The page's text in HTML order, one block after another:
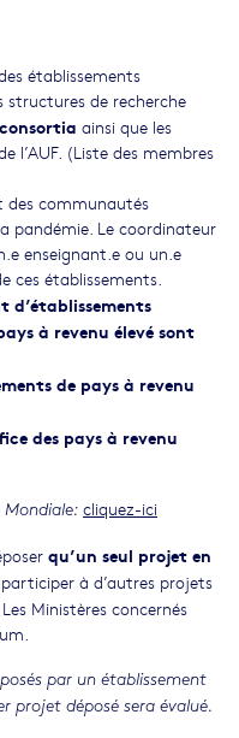
établissements
structures de recherche
ainsi que les
l’AUF. (Liste des membres
des communautés
pandémie. Le coordinateur
enseignant.e ou un.e
ces établissements.
à revenu élevé sont
de pays à revenu
des pays à revenu
Mondiale: cliquez-ici
qu’un seul projet en
à d’autres projets
Les Ministères concernés
par un établissement
projet déposé sera évalué.